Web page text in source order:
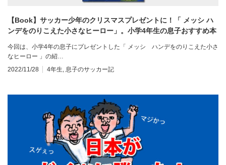
【Book】サッカー少年のクリスマスプレゼントに！「 メッシ ハ
ンデをのりこえた小さなヒーロー」。小学4年生の息子おすすめ本
今回は、小学4年の息子にプレゼントした「 メッシ ハンデをのりこえた小さ
なヒーロー 」の紹…
2022/11/28
4年生 息子のサッカー記